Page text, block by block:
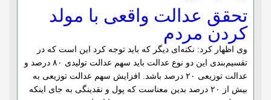
تحقق عدالت واقعی با مولد
کردن مردم
وی اظهار کرد: نکته‌ای دیگر که باید توجه کرد این است که در
تقسیم‌بندی این دو نوع عدالت باید سهم عدالت تولیدی ۸۰ درصد و
عدالت توزیعی ۲۰ درصد باشد. افزایش سهم عدالت توزیعی به
بیش از ۲۰ درصد بدین معناست که پول و نقدینگی به جای اینکه